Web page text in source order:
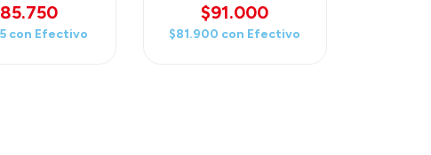
con Efectivo
$91.000
$81.900 con Efectivo